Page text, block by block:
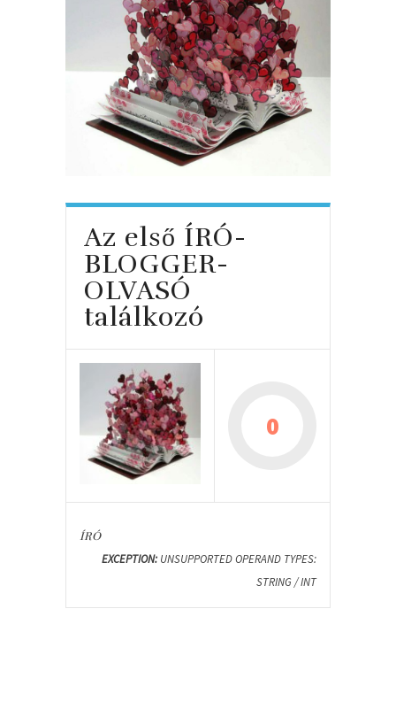
Az első ÍRÓ-
BLOGGER-
OLVASÓ
találkozó
0
ÍRÓ
EXCEPTION: UNSUPPORTED OPERAND TYPES:
STRING / INT